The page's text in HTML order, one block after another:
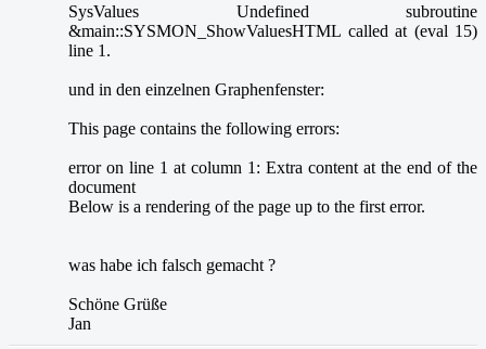
SysValues Undefined subroutine
&main::SYSMON_ShowValuesHTML called at (eval 15)
line 1.
und in den einzelnen Graphenfenster:
This page contains the following errors:
error on line 1 at column 1: Extra content at the end of the
document
Below is a rendering of the page up to the first error.
was habe ich falsch gemacht ?
Schöne Grüße
Jan